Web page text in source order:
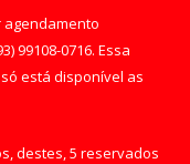
99108-0716. Essa
está disponível as
destes, 5 reservados